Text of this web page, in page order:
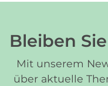
Bleiben
Mit unserem
über aktuelle